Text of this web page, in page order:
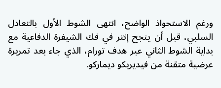
ورغم الاستحواذ الواضح، انتهى الشوط الأول بالتعادل
السلبي، قبل أن ينجح إنتر في فك الشيفرة الدفاعية مع
بداية الشوط الثاني عبر هدف تورام، الذي جاء بعد تمريرة
عرضية متقنة من فيديريكو ديماركو.